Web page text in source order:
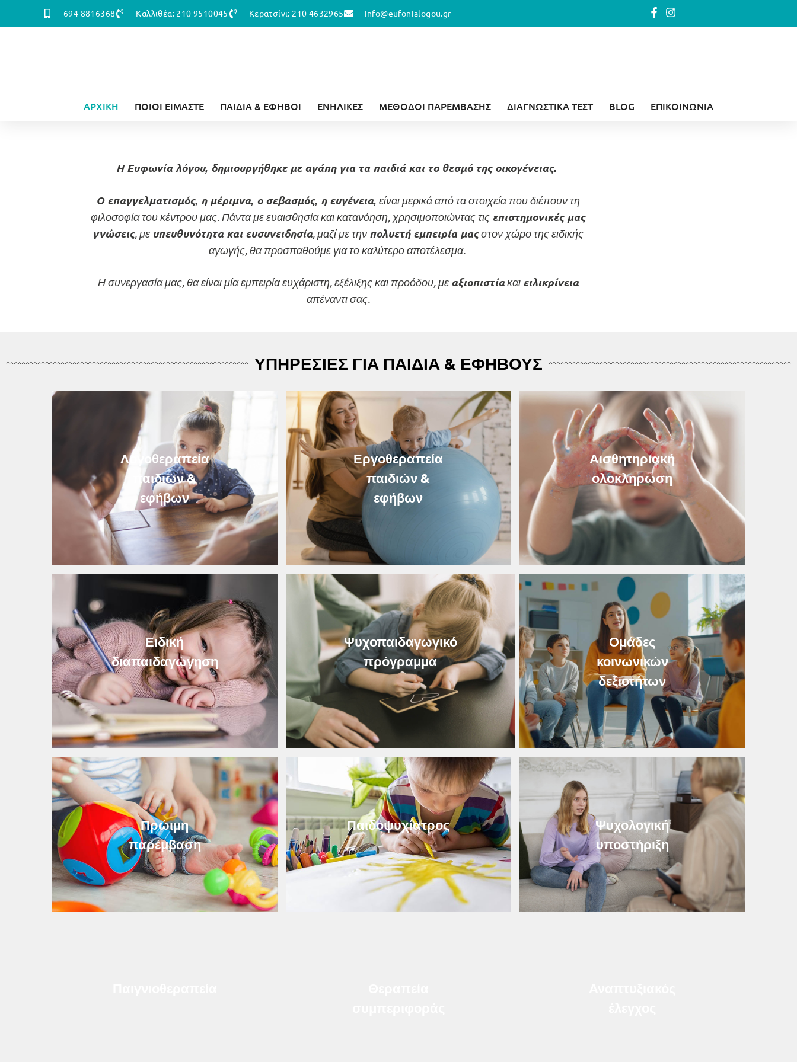
694 8816368 Καλλιθέα: 210 9510045 Κερατσίνι: 210 4632965 info@eufonialogou.gr
ΑΡΧΙΚΗ ΠΟΙΟΙ ΕΙΜΑΣΤΕ ΠΑΙΔΙΑ & ΕΦΗΒΟΙ ΕΝΗΛΙΚΕΣ ΜΕΘΟΔΟΙ ΠΑΡΕΜΒΑΣΗΣ ΔΙΑΓΝΩΣΤΙΚΑ ΤΕΣΤ BLOG ΕΠΙΚΟΙΝΩΝΙΑ
Η Ευφωνία λόγου, δημιουργήθηκε με αγάπη για τα παιδιά και το θεσμό της οικογένειας.
Ο επαγγελματισμός, η μέριμνα, ο σεβασμός, η ευγένεια, είναι μερικά από τα στοιχεία που διέπουν τη
φιλοσοφία του κέντρου μας. Πάντα με ευαισθησία και κατανόηση, χρησιμοποιώντας τις επιστημονικές μας
γνώσεις, με υπευθυνότητα και ευσυνειδησία, μαζί με την πολυετή εμπειρία μαςστον χώρο της ειδικής
αγωγής, θα προσπαθούμε για το καλύτερο αποτέλεσμα.
Η συνεργασία μας, θα είναι μία εμπειρία ευχάριστη, εξέλιξης και προόδου, με αξιοπιστίακαι ειλικρίνεια
απέναντι σας.
ΥΠΗΡΕΣΙΕΣ ΓΙΑ ΠΑΙΔΙΑ & ΕΦΗΒΟΥΣ
Λογοθεραπεία
παιδιών &
εφήβων
Εργοθεραπεία
παιδιών &
εφήβων
Αισθητηριακή
ολοκληρωση
Ειδική
διαπαιδαγώγηση
Ψυχοπαιδαγωγικό
πρόγραμμα
Ομάδες
κοινωνικών
δεξιοτήτων
Πρώιμη
παρέμβαση
Παιδοψυχίατρος
Ψυχολογική
υποστήριξη